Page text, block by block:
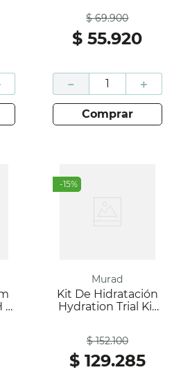
$ 69.900
$ 55.920
＋
－
comprar
X
-15%
Murad
Kit De Hidratación
Hydration Trial Kit
$ 152.100
$ 129.285